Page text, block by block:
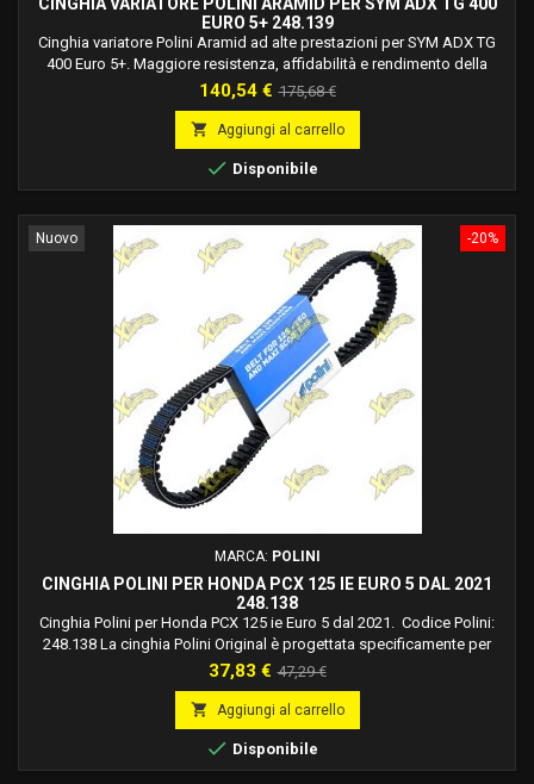
EURO 5+ 248.139
Cinghia variatore Polini Aramid ad alte prestazioni per SYM ADX TG
400 Euro 5+. Maggiore resistenza, affidabilità e rendimento della
trasmissione CVT.
Prezzo
140,54 € Prezzo
base
175,68 €
 Aggiungi al carrello
 Disponibile
-20%
Nuovo
MARCA: POLINI
CINGHIA POLINI PER HONDA PCX 125 IE EURO 5 DAL 2021
248.138
Cinghia Polini per Honda PCX 125 ie Euro 5 dal 2021. Codice Polini:
248.138 La cinghia Polini Original è progettata specificamente per
Honda PCX 125 E5, assicura un’accelerazione più pronta e un allungo
maggiore, senza compromettere l’affidabilità. Realizzata con
materiali di alta qualità, la cinghia Polini original garantisce
prestazioni ottimali e una...
Prezzo
37,83 € Prezzo
base
47,29 €
 Aggiungi al carrello
 Disponibile